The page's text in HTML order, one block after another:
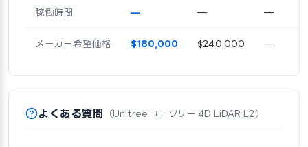
稼働時間 — — —
メーカー希望価格 $180,000 $240,000 —
よくある質問 （Unitree ユニツリー 4D LiDAR L2）